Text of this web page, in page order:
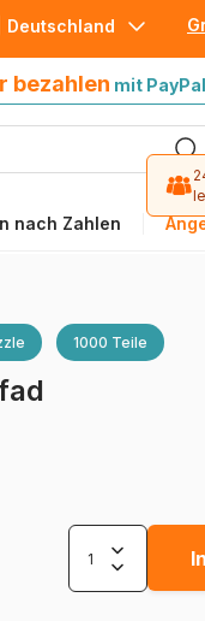
Deutschland
bezahlen mit PayPal
nach Zahlen
1000 Teile